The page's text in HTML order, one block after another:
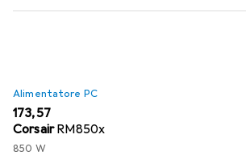
Alimentatore PC
EUR
173,57
CorsairRM850x
850 W